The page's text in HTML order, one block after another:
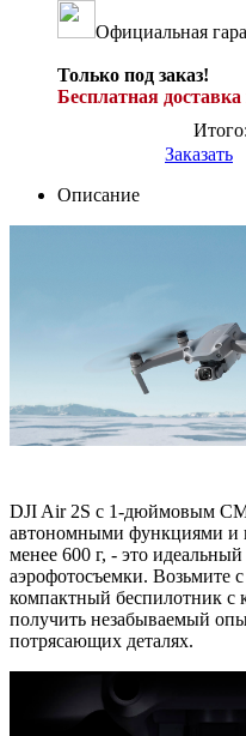
Официальная
Только под заказ!
Бесплатная
Итого:
Заказать
Описание
DJI Air 2S с 1-дюймовым
автономными функциями и
менее 600 г, - это
аэрофотосъемки. Возьмите
компактный беспилотник с
получить незабываемый
потрясающих деталях.